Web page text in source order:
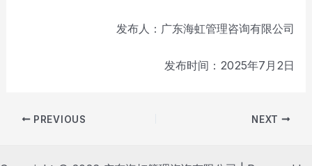
发布人：广东海虹管理咨询有限公司
发布时间：2025年7月2日
Post PREVIOUS NEXT